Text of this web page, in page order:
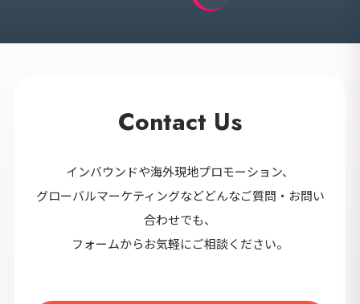
Contact Us
インバウンドや海外現地プロモーション、
グローバルマーケティングなどどんなご質問・お問い
合わせでも、
フォームからお気軽にご相談ください。